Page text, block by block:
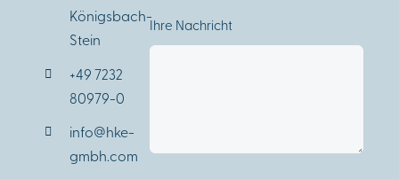
Königsbach-
Stein
+49 7232
80979-0
info@hke-
gmbh.com
Ihre Nachricht